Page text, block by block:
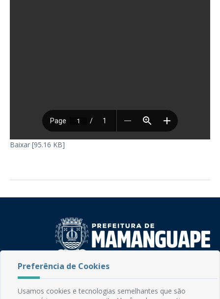
Baixar [95.16 KB]
Rua do Imperador, 78, Centro
CEP: 58.280-000 - Mamanguape/PB
Fone: (83) 3292-2246
Preferência de Cookies
Usamos cookies e tecnologias semelhantes que são